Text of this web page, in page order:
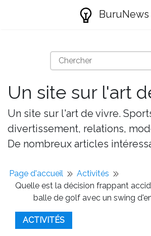
BuruNews
Un site sur l'art
Un site sur l'art de vivre.
divertissement, relations,
De nombreux articles
Page d'accueil
Activités
Quelle est la décision frappant
balle de golf avec un swing
ACTIVITÉS